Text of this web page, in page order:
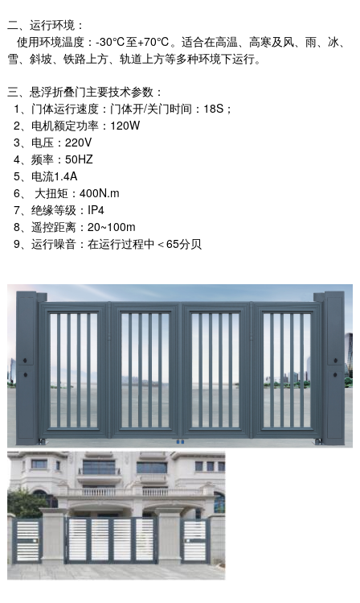
二、运行环境：
使用环境温度：-30℃至+70℃。适合在高温、高寒及风、雨、冰、
雪、斜坡、铁路上方、轨道上方等多种环境下运行。
三、悬浮折叠门主要技术参数：
1、门体运行速度：门体开/关门时间：18S；
2、电机额定功率：120W
3、电压：220V
4、频率：50HZ
5、电流1.4A
6、 大扭矩：400N.m
7、绝缘等级：IP4
8、遥控距离：20~100m
9、运行噪音：在运行过程中＜65分贝